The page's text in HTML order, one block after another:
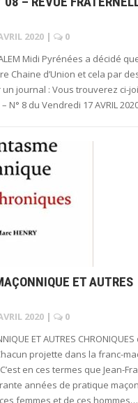
2020 |
0
Midi Pyrénées a décidé
Chaine d’Union et cela par
journal : Vous trouverez ci-
N° 8 du Vendredi 17 AVRIL
ET AUTRES
2020 |
0
ET AUTRES
projette dans la franc-
en ces termes que Jean-
années de pratique
femmes et de ces hommes…